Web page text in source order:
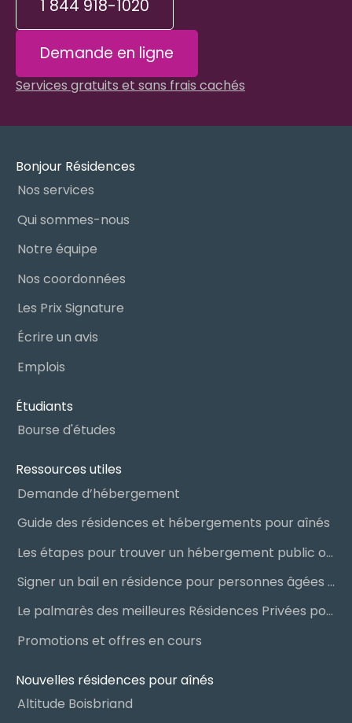
1 844 918-1020
Demande en ligne
Services gratuits et sans frais cachés
Bonjour Résidences
Nos services
Qui sommes-nous
Notre équipe
Nos coordonnées
Les Prix Signature
Écrire un avis
Emplois
Étudiants
Bourse d'études
Ressources utiles
Demande d’hébergement
Guide des résidences et hébergements pour aînés
Les étapes pour trouver un hébergement public ou privé
Signer un bail en résidence pour personnes âgées (RPA) : ce qu’il faut savoir
Le palmarès des meilleures Résidences Privées pour Aînés (RPA)
Promotions et offres en cours
Nouvelles résidences pour aînés
Altitude Boisbriand